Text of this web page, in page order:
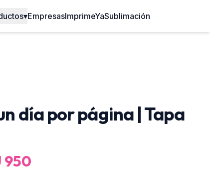
▾EmpresasImprimeYaSublimación
día por página | Tapa
950